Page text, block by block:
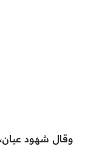
وقال شهود